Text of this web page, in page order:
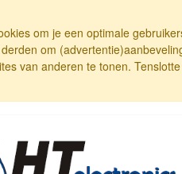
om je een optimale
om
van anderen te tonen.